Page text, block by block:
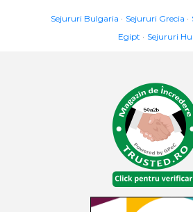
Sejururi Bulgaria Sejururi Grecia
Egipt
Sejururi